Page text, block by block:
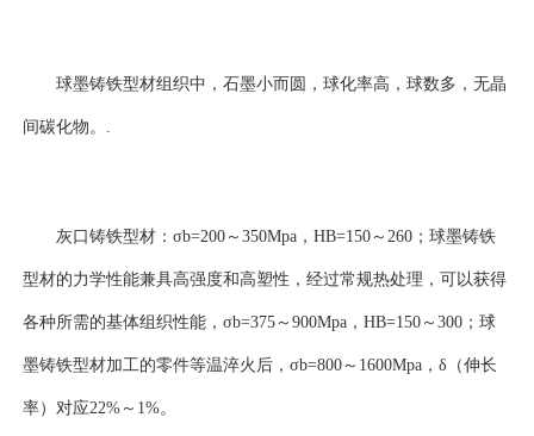
球墨铸铁型材组织中，石墨小而圆，球化率高，球数多，无晶
间碳化物。.
灰口铸铁型材：σb=200～350Mpa，HB=150～260；球墨铸铁
型材的力学性能兼具高强度和高塑性，经过常规热处理，可以获得
各种所需的基体组织性能，σb=375～900Mpa，HB=150～300；球
墨铸铁型材加工的零件等温淬火后，σb=800～1600Mpa，δ（伸长
率）对应22%～1%。